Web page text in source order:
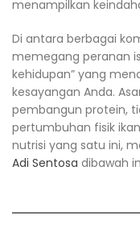
menampilkan
Di antara berbagai
memegang peranan
kehidupan” yang
kesayangan Anda.
pembangun protein,
pertumbuhan fisik
nutrisi yang satu ini,
Adi Sentosa dibawah